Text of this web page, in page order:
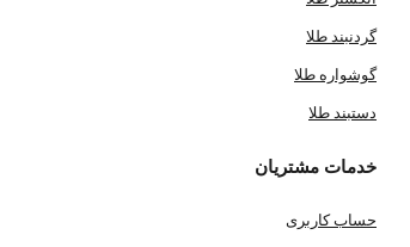
گردنبند طلا
گوشواره طلا
دستبند طلا
خدمات مشتریان
حساب کاربری